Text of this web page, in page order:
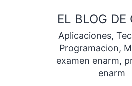
contenido
EL BLOG DE
Aplicaciones,
Programacion,
examen enarm,
enarm